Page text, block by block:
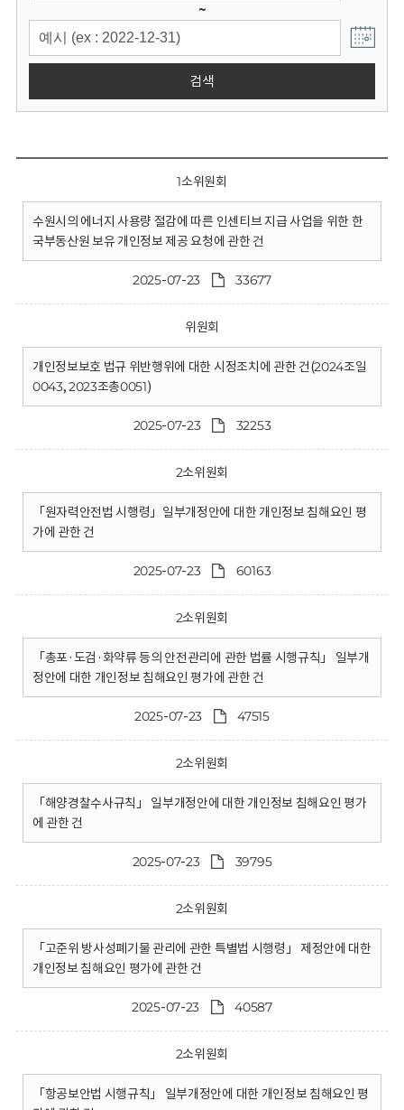
~
검색
1소위원회
수원시의 에너지 사용량 절감에 따른 인센티브 지급 사업을 위한 한
국부동산원 보유 개인정보 제공 요청에 관한 건
2025-07-23 33677
위원회
개인정보보호 법규 위반행위에 대한 시정조치에 관한 건(2024조일
0043, 2023조총0051)
2025-07-23 32253
2소위원회
「원자력안전법 시행령」일부개정안에 대한 개인정보 침해요인 평
가에 관한 건
2025-07-23 60163
2소위원회
「총포·도검·화약류 등의 안전관리에 관한 법률 시행규칙」 일부개
정안에 대한 개인정보 침해요인 평가에 관한 건
2025-07-23 47515
2소위원회
「해양경찰수사규칙」 일부개정안에 대한 개인정보 침해요인 평가
에 관한 건
2025-07-23 39795
2소위원회
「고준위 방사성폐기물 관리에 관한 특별법 시행령」 제정안에 대한
개인정보 침해요인 평가에 관한 건
2025-07-23 40587
2소위원회
「항공보안법 시행규칙」 일부개정안에 대한 개인정보 침해요인 평